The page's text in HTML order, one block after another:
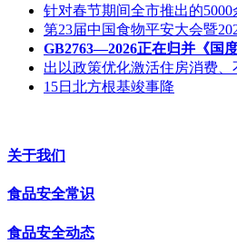
针对春节期间全市推出的5000
第23届中国食物平安大会暨
GB2763—2026正在归并《国
出以政策优化激活住房消费、
15日北方根基竣事降
关于我们
食品安全常识
食品安全动态